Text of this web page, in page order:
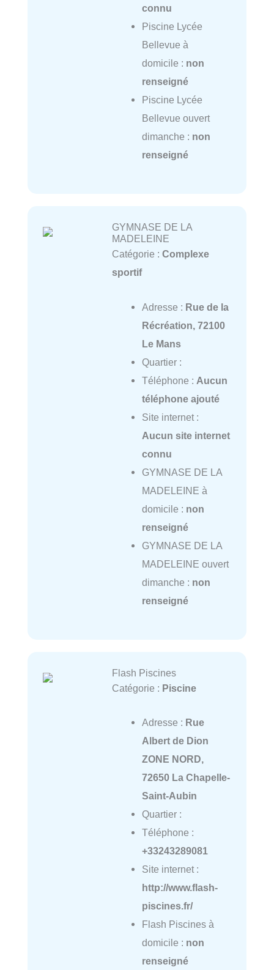
connu
Piscine Lycée
Bellevue à
domicile : non
renseigné
Piscine Lycée
Bellevue ouvert
dimanche : non
renseigné
GYMNASE DE LA
MADELEINE
Catégorie : Complexe
sportif
Adresse : Rue de la
Récréation, 72100
Le Mans
Quartier :
Téléphone : Aucun
téléphone ajouté
Site internet :
Aucun site internet
connu
GYMNASE DE LA
MADELEINE à
domicile : non
renseigné
GYMNASE DE LA
MADELEINE ouvert
dimanche : non
renseigné
Flash Piscines
Catégorie : Piscine
Adresse : Rue
Albert de Dion
ZONE NORD,
72650 La Chapelle-
Saint-Aubin
Quartier :
Téléphone :
+33243289081
Site internet :
http://www.flash-
piscines.fr/
Flash Piscines à
domicile : non
renseigné